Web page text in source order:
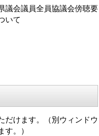
会議員全員協議会傍聴要
いて
だけます。（別ウィンドウ
す。）